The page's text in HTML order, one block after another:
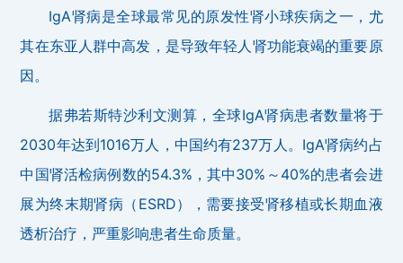
IgA肾病是全球最常见的原发性肾小球疾病之一，尤
其在东亚人群中高发，是导致年轻人肾功能衰竭的重要原
因。
据弗若斯特沙利文测算，全球IgA肾病患者数量将于
2030年达到1016万人，中国约有237万人。IgA肾病约占
中国肾活检病例数的54.3%，其中30%～40%的患者会进
展为终末期肾病（ESRD），需要接受肾移植或长期血液
透析治疗，严重影响患者生命质量。